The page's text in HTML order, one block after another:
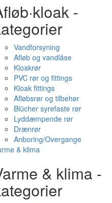
-
Vandforsyning
Afløb og vandlåse
Kloakrør
PVC rør og fittings
Kloak fittings
Afløbsrør og tilbehør
Blücher syrefaste rør
Lyddæmpende rør
Drænrør
Anboring/Overgange
& klima
& klima -